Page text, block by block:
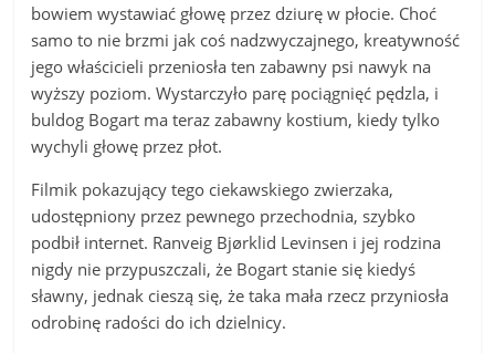
bowiem wystawiać głowę przez dziurę w płocie. Choć
samo to nie brzmi jak coś nadzwyczajnego, kreatywność
jego właścicieli przeniosła ten zabawny psi nawyk na
wyższy poziom. Wystarczyło parę pociągnięć pędzla, i
buldog Bogart ma teraz zabawny kostium, kiedy tylko
wychyli głowę przez płot.
Filmik pokazujący tego ciekawskiego zwierzaka,
udostępniony przez pewnego przechodnia, szybko
podbił internet. Ranveig Bjørklid Levinsen i jej rodzina
nigdy nie przypuszczali, że Bogart stanie się kiedyś
sławny, jednak cieszą się, że taka mała rzecz przyniosła
odrobinę radości do ich dzielnicy.